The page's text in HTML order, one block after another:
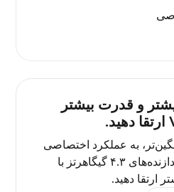
و قدرت بیشتر
به عملکرد اختصاصی
ماشین مجازی با پردازنده‌های ۴.۳ گیگاهرتز با
ارتقا دهید.